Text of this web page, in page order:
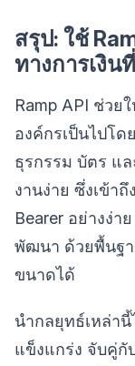
สรุป: ใช้
ทางการเงิ
Ramp API ช่วย
องค์กรเป็นไปโ
ธุรกรรม บัตร แ
งานง่าย ซึ่งเข้า
Bearer อย่างง่า
พัฒนา ด้วยพื้นฐา
ขนาดได้
นำกลยุทธ์เหล่านี้
แข็งแกร่ง จับคู่กั